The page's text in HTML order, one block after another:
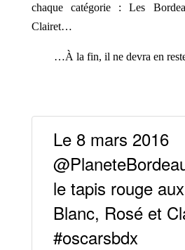
chaque catégorie : Les
Clairet…
…À la fin, il ne devra en
Le 8 mars 2016
le tapis rouge
Blanc, Rosé et
#oscarsbdx